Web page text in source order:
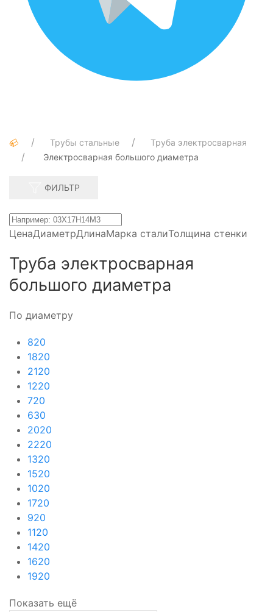
Трубы стальные
Труба электросварная
Электросварная большого диаметра
ФИЛЬТР
ЦенаДиаметрДлинаМарка сталиТолщина стенки
Труба электросварная
большого диаметра
По диаметру
820
1820
2120
1220
720
630
2020
2220
1320
1520
1020
1720
920
1120
1420
1620
1920
Показать ещё